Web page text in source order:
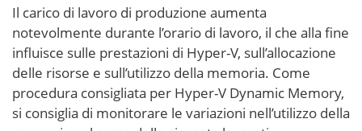
Il carico di lavoro di produzione aumenta
notevolmente durante l’orario di lavoro, il che alla fine
influisce sulle prestazioni di Hyper-V, sull’allocazione
delle risorse e sull’utilizzo della memoria. Come
procedura consigliata per Hyper-V Dynamic Memory,
si consiglia di monitorare le variazioni nell’utilizzo della